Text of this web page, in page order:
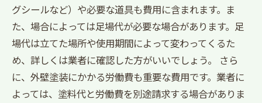
グシールなど）や必要な道具も費用に含まれます。ま
た、場合によっては足場代が必要な場合があります。足
場代は立てた場所や使用期間によって変わってくるた
め、詳しくは業者に確認した方がいいでしょう。 さら
に、外壁塗装にかかる労働費も重要な費用です。業者に
よっては、塗料代と労働費を別途請求する場合がありま